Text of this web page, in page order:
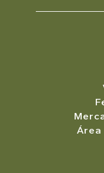
Área